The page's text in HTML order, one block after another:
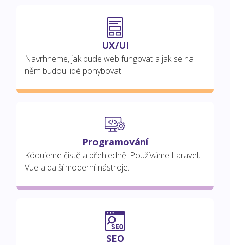
UX/UI
Navrhneme, jak bude web fungovat a jak se na
něm budou lidé pohybovat.
Programování
Kódujeme čistě a přehledně. Používáme Laravel,
Vue a další moderní nástroje.
SEO